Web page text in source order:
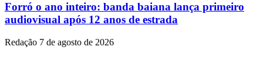
Forró o ano inteiro: banda baiana lança primeiro
audiovisual após 12 anos de estrada
Redação 7 de agosto de 2026